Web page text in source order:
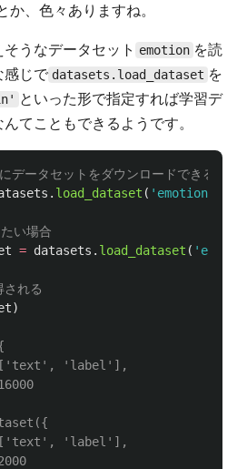
、色々ありますね。
うなデータセット emotion を読
感じで datasets.load_dataset を
といった形で指定すれば学習デ
てこともできるようです。
. load_dataset ( ' emotion
= datasets . load_dataset ( '
)
'label'],
'label'],